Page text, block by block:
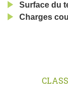
Surface du
Charges